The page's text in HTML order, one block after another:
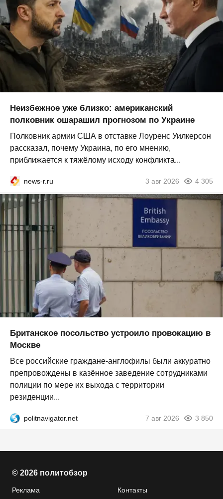
Неизбежное уже близко: американский
полковник ошарашил прогнозом по Украине
Полковник армии США в отставке Лоуренс Уилкерсон
рассказал, почему Украина, по его мнению,
приближается к тяжёлому исходу конфликта...
news-r.ru 3 авг 2026 4 305
Британское посольство устроило провокацию в
Москве
Все российские граждане-англофилы были аккуратно
препровождены в казённое заведение сотрудниками
полиции по мере их выхода с территории
резиденции...
politnavigator.net 7 авг 2026 3 850
© 2026 политобзор
Реклама Контакты